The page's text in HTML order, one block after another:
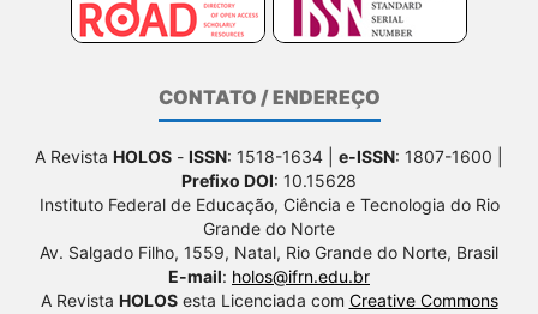
CONTATO / ENDEREÇO
A Revista HOLOS - ISSN: 1518-1634 | e-ISSN: 1807-1600 |
Prefixo DOI: 10.15628
Instituto Federal de Educação, Ciência e Tecnologia do Rio
Grande do Norte
Av. Salgado Filho, 1559, Natal, Rio Grande do Norte, Brasil
E-mail: holos@ifrn.edu.br
A Revista HOLOSesta Licenciada com Creative Commons